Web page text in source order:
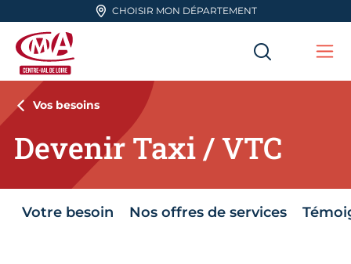
Aller en haut de pageCHOISIR MON DÉPARTEMENT
CMA Centre-Val de Loire
Vos besoins
Devenir Taxi / VTC
Votre besoin Nos offres de services